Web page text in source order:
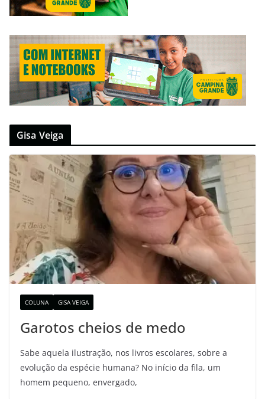
Gisa Veiga
COLUNA GISA VEIGA
Garotos cheios de medo
Sabe aquela ilustração, nos livros escolares, sobre a
evolução da espécie humana? No início da fila, um
homem pequeno, envergado,